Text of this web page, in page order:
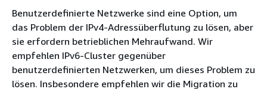
Benutzerdefinierte Netzwerke sind eine Option, um
das Problem der IPv4-Adressüberflutung zu lösen, aber
sie erfordern betrieblichen Mehraufwand. Wir
empfehlen IPv6-Cluster gegenüber
benutzerdefinierten Netzwerken, um dieses Problem zu
lösen. Insbesondere empfehlen wir die Migration zu